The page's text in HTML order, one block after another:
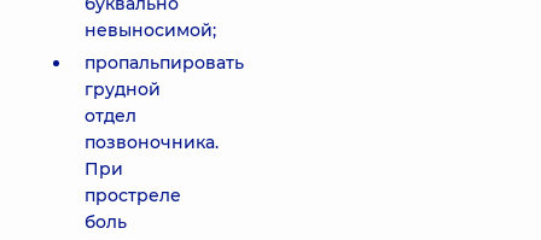
невыносимой;
пропальпировать
грудной
отдел
позвоночника.
При
простреле
боль